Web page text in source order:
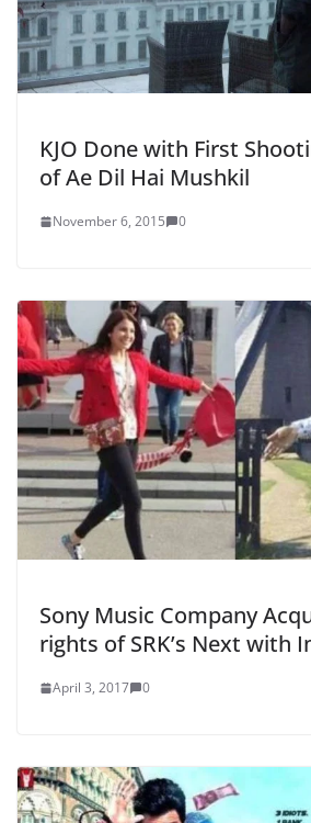
KJO Done with First
of Ae Dil Hai Mushkil
November 6, 2015 0
Sony Music Company
rights of SRK’s Next with
April 3, 2017 0